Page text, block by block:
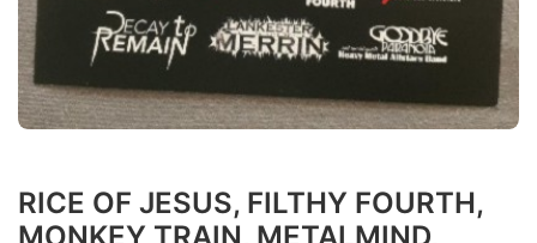
RICE OF JESUS, FILTHY FOURTH,